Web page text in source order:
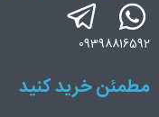
09398816592
مطمئن خرید کنید